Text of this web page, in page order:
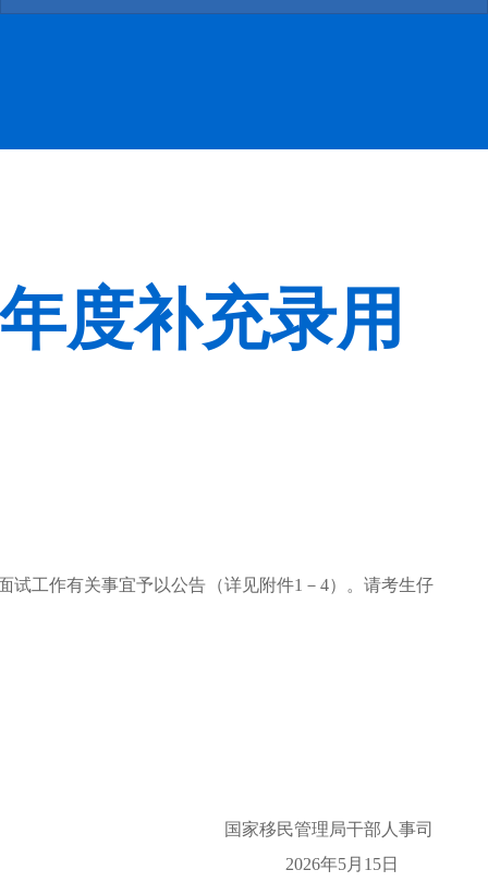
度补充录用
试工作有关事宜予以公告（详见附件1－4）。请考生仔
国家移民管理局干部人事司
2026年5月15日